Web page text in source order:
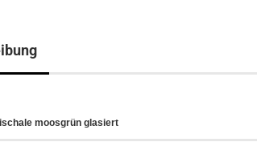
moosgrün glasiert